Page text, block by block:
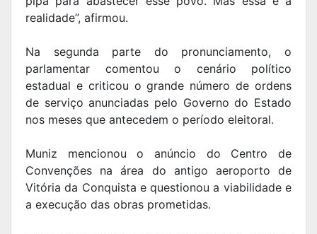
realidade”, afirmou.
Na segunda parte do pronunciamento, o
parlamentar comentou o cenário político
estadual e criticou o grande número de ordens
de serviço anunciadas pelo Governo do Estado
nos meses que antecedem o período eleitoral.
Muniz mencionou o anúncio do Centro de
Convenções na área do antigo aeroporto de
Vitória da Conquista e questionou a viabilidade e
a execução das obras prometidas.